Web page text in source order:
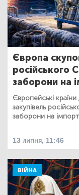
Європа
російського
заборони на
Європейські
закупівель
заборони на
13 липня, 11:46
ВІЙНА